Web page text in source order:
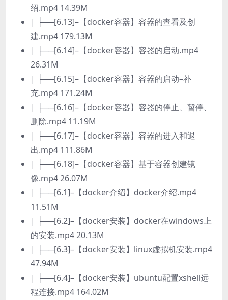
绍.mp4 14.39M
| ├──[6.13]–【docker容器】容器的查看及创
建.mp4 179.13M
| ├──[6.14]–【docker容器】容器的启动.mp4
26.31M
| ├──[6.15]–【docker容器】容器的启动–补
充.mp4 171.24M
| ├──[6.16]–【docker容器】容器的停止、暂停、
删除.mp4 11.19M
| ├──[6.17]–【docker容器】容器的进入和退
出.mp4 111.86M
| ├──[6.18]–【docker容器】基于容器创建镜
像.mp4 26.07M
| ├──[6.1]–【docker介绍】docker介绍.mp4
11.51M
| ├──[6.2]–【docker安装】docker在windows上
的安装.mp4 20.13M
| ├──[6.3]–【docker安装】linux虚拟机安装.mp4
47.94M
| ├──[6.4]–【docker安装】ubuntu配置xshell远
程连接.mp4 164.02M